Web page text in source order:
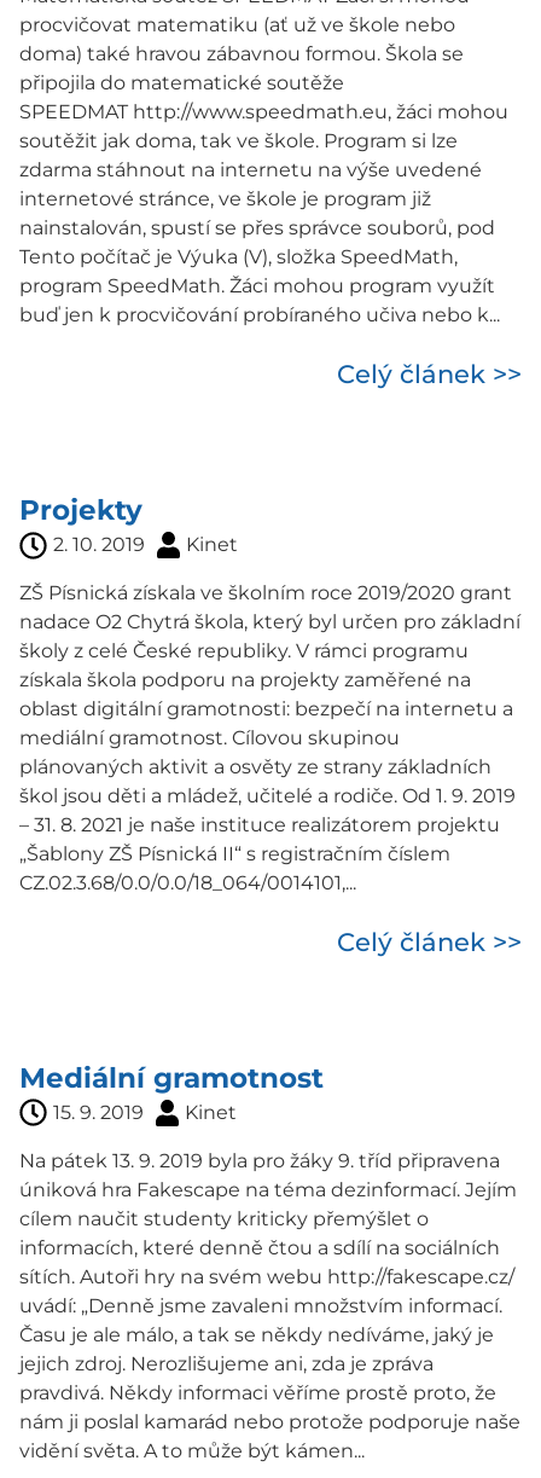
procvičovat matematiku (ať už ve škole nebo
doma) také hravou zábavnou formou. Škola se
připojila do matematické soutěže
SPEEDMAT http://www.speedmath.eu, žáci mohou
soutěžit jak doma, tak ve škole. Program si lze
zdarma stáhnout na internetu na výše uvedené
internetové stránce, ve škole je program již
nainstalován, spustí se přes správce souborů, pod
Tento počítač je Výuka (V), složka SpeedMath,
program SpeedMath. Žáci mohou program využít
buď jen k procvičování probíraného učiva nebo k...
Celý článek >>
Projekty
2. 10. 2019 Kinet
ZŠ Písnická získala ve školním roce 2019/2020 grant
nadace O2 Chytrá škola, který byl určen pro základní
školy z celé České republiky. V rámci programu
získala škola podporu na projekty zaměřené na
oblast digitální gramotnosti: bezpečí na internetu a
mediální gramotnost. Cílovou skupinou
plánovaných aktivit a osvěty ze strany základních
škol jsou děti a mládež, učitelé a rodiče. Od 1. 9. 2019
– 31. 8. 2021 je naše instituce realizátorem projektu
„Šablony ZŠ Písnická II“ s registračním číslem
CZ.02.3.68/0.0/0.0/18_064/0014101,...
Celý článek >>
Mediální gramotnost
15. 9. 2019 Kinet
Na pátek 13. 9. 2019 byla pro žáky 9. tříd připravena
úniková hra Fakescape na téma dezinformací. Jejím
cílem naučit studenty kriticky přemýšlet o
informacích, které denně čtou a sdílí na sociálních
sítích. Autoři hry na svém webu http://fakescape.cz/
uvádí: „Denně jsme zavaleni množstvím informací.
Času je ale málo, a tak se někdy nedíváme, jaký je
jejich zdroj. Nerozlišujeme ani, zda je zpráva
pravdivá. Někdy informaci věříme prostě proto, že
nám ji poslal kamarád nebo protože podporuje naše
vidění světa. A to může být kámen...